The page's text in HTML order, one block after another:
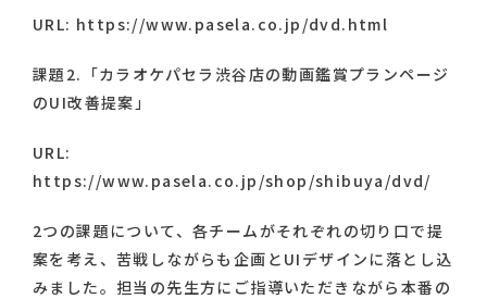
URL: https://www.pasela.co.jp/dvd.html
課題2.「カラオケパセラ渋谷店の動画鑑賞プランページ
のUI改善提案」
URL:
https://www.pasela.co.jp/shop/shibuya/dvd/
2つの課題について、各チームがそれぞれの切り口で提
案を考え、苦戦しながらも企画とUIデザインに落とし込
みました。担当の先生方にご指導いただきながら本番の